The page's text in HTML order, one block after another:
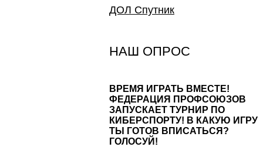
ДОЛ Спутник
НАШ ОПРОС
ВРЕМЯ ИГРАТЬ ВМЕСТЕ!
ФЕДЕРАЦИЯ ПРОФСОЮЗОВ
ЗАПУСКАЕТ ТУРНИР ПО
КИБЕРСПОРТУ! В КАКУЮ ИГРУ
ТЫ ГОТОВ ВПИСАТЬСЯ?
ГОЛОСУЙ!